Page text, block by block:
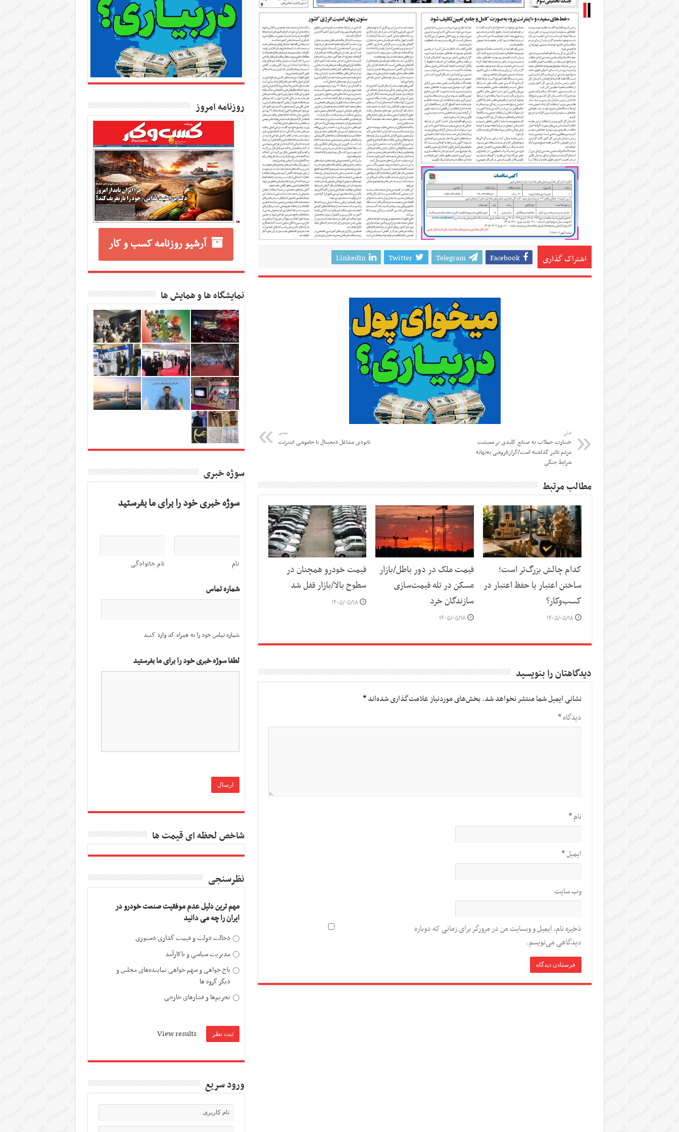
اشتراک گذاری Facebook
Telegram
Twitter
LinkedIn
قبلی
خسارت حملات به صنایع کلیدی بر معیشت
مردم تاثیر گذاشته است/گران‌فروشی به‌بهانه
شرایط جنگی
بعدی
نابودی مشاغل دیجیتال با خاموشی اینترنت
مطالب مرتبط
کدام چالش بزرگ‌تر است؛
ساختن اعتبار یا حفظ اعتبار در
کسب‌وکار؟
۱۴۰۵/۰۵/۱۸
قیمت ملک در دور باطل/بازار
مسکن در تله قیمت‌سازی
سازندگان خرد
۱۴۰۵/۰۵/۱۸
قیمت خودرو همچنان در
سطوح بالا/بازار قفل شد
۱۴۰۵/۰۵/۱۸
دیدگاهتان را بنویسید
نشانی ایمیل شما منتشر نخواهد شد.بخش‌های موردنیاز علامت‌گذاری شده‌اند*
دیدگاه*
نام*
ایمیل*
وب‌ سایت
ذخیره نام، ایمیل و وبسایت من در مرورگر برای زمانی که دوباره
دیدگاهی می‌نویسم.
روزنامه امروز
آرشیو روزنامه کسب و کار
نمایشگاه ها و همایش ها
سوژه خبری
سوژه خبری خود را برای ما بفرستید
نام نام خانوادگی
شماره تماس
شماره تماس خود را به همراه کد وارد کنید
لطفا سوژه خبری خود را برای ما بفرستید
شاخص لحظه ای قیمت ها
نظرسنجی
مهم ترین دلیل عدم موفقیت صنعت خودرو در
ایران را چه می دانید
دخالت دولت و قیمت گذاری دستوری
مدیریت سیاسی و ناکارآمد
باج خواهی و سهم خواهی نماینده‌های مجلس و
دیگر گروه ها
تحریم‌ها و فشارهای خارجی
View results
ورود سریع